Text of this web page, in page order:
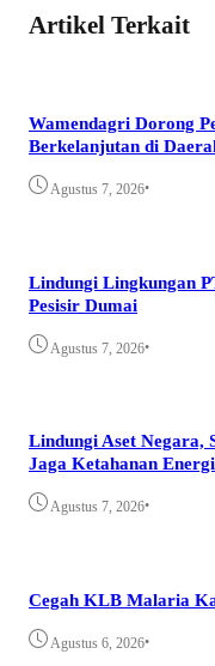
Artikel Terkait
Wamendagri Dorong
Berkelanjutan di
Agustus 7, 2026•
Lindungi Lingkungan
Pesisir Dumai
Agustus 7, 2026•
Lindungi Aset Negara,
Jaga Ketahanan
Agustus 7, 2026•
Cegah KLB Malaria
Agustus 6, 2026•